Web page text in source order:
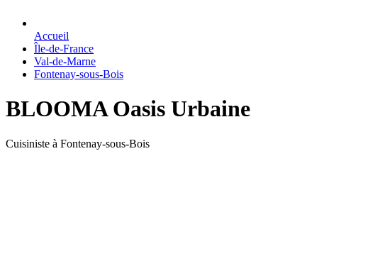
Accueil
Île-de-France
Val-de-Marne
Fontenay-sous-Bois
BLOOMA Oasis Urbaine
Cuisiniste à Fontenay-sous-Bois